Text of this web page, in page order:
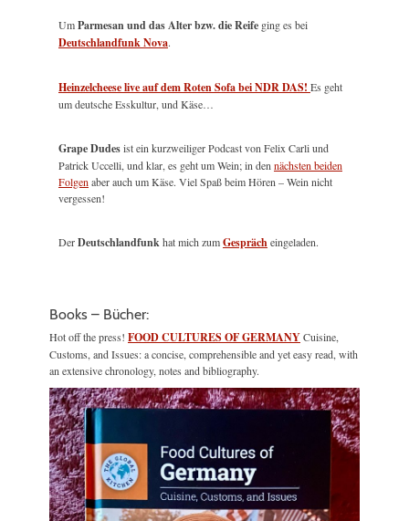
UmParmesan und das Alter bzw. die Reife ging es bei
Deutschlandfunk Nova.
Heinzelcheese live auf dem Roten Sofa bei NDR DAS! Es geht
um deutsche Esskultur, und Käse…
Grape Dudesist ein kurzweiliger Podcast von Felix Carli und
Patrick Uccelli, und klar, es geht um Wein; in den nächsten beiden
Folgen aber auch um Käse. Viel Spaß beim Hören – Wein nicht
vergessen!
DerDeutschlandfunkhat mich zumGesprächeingeladen.
Books – Bücher:
Hot off the press! FOOD CULTURES OF GERMANYCuisine,
Customs, and Issues: a concise, comprehensible and yet easy read, with
an extensive chronology, notes and bibliography.